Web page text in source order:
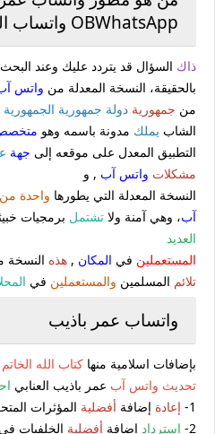
OBWhatsApp واتساب العنابي ؟
ذاك السؤال قد يتردد عليك وعند
بالحقيقة، النسخة المعدلة من واتس
من جمهورية دولة جمهورية الجمهورية
الشاب يملك مدونة باسمه وهو
التطبيق المعدل على موقعه إلى جهة
مشكلات واتس آب , و
النسخة المعدلة التي يطورها واحدة من
آب، وهي آمنة ولا تشتمل برمجيات
العديد
المستعملين في المكان , هذه النسخة
تلائم المسلمين والمستعملين في
واتساب عمر باذيب
بإضافات اسلامية منها كتاب الله الخاتم
تحديث واتس آب عمر باذيب العنابي
1- إعادة إضافة أفضلية المؤثرات
2- إسترداد إضافة أفضلية الخلفيات